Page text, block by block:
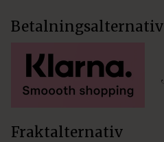
Betalningsalternativ
Fraktalternativ